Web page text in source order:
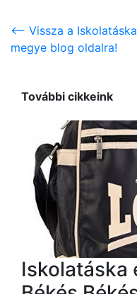
<-- Vissza a
megye blog oldalra!
További cikkeink
Iskolatáska